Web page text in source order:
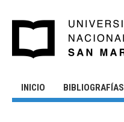
INICIO BIBLIOGRAFÍAS